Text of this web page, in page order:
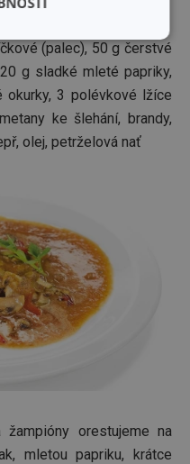
(palec), 50 g čerstvé
g sladké mleté papriky,
3 polévkové lžíce
ke šlehání, brandy,
olej, petrželová nať
žampióny orestujeme na
mletou papriku, krátce
Analytické a
preferenční
cookies
Funkční soubory
cookies
cookies
Funkční soubory
/
Vyprší